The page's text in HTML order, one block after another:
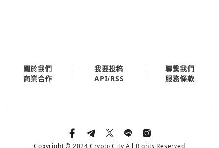
關於我們 我要投稿
聯繫我們
商業合作
API/RSS 服務條款
Copyright © 2024 Crypto City All Rights Reserved